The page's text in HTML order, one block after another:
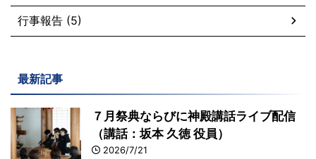
行事報告 (5)
最新記事
７月祭典ならびに神殿講話ライブ配信
（講話：坂本 久徳 役員）
2026/7/21